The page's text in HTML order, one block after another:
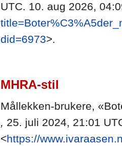
UTC. 10. aug 2026,
did=6973>.
MHRA-stil
Mållekken-brukere,
, 25. juli 2024, 21:01
<https://